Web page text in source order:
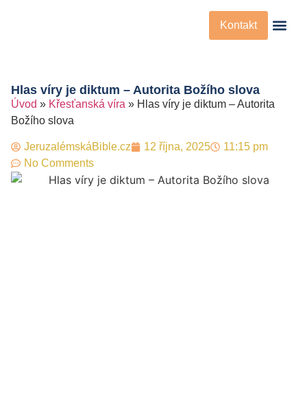
Kontakt
Hlas víry je diktum – Autorita Božího slova
Úvod » Křesťanská víra » Hlas víry je diktum – Autorita
Božího slova
JeruzalémskáBible.cz 12 října, 2025
11:15 pm
No Comments